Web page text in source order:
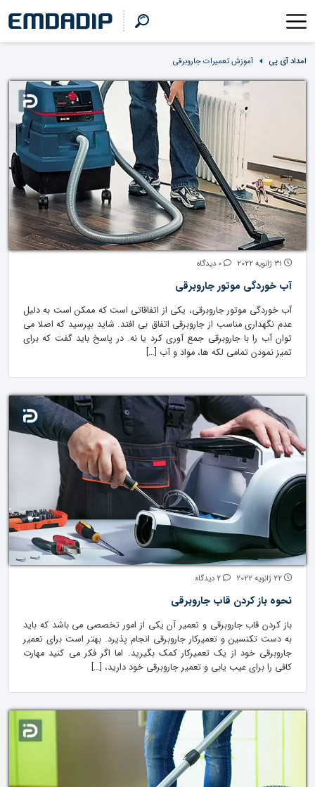
امداد آی پی آموزش تعمیرات جاروبرقی
آب خوردگی موتور جاروبرقی
آب خوردگی موتور جاروبرقی، یکی از اتفاقاتی است که ممکن است به دلیل
عدم نگهداری مناسب از جاروبرقی اتفاق بی افتد. شاید بپرسید که اصلا می
توان آب را با جاروبرقی جمع آوری کرد یا نه. در پاسخ باید گفت که برای
تمیز نمودن تمامی لکه ها، مواد و آب […]
نحوه باز کردن قاب جاروبرقی
باز کردن قاب جاروبرقی و تعمیر آن یکی از امور تخصصی می باشد که باید
به دست تکنسین و تعمیرکار جاروبرقی انجام پذیرد. بهتر است برای تعمیر
جاروبرقی خود از یک تعمیرکار کمک بگیرید. اما اگر فکر می کنید مهارت
کافی را برای عیب یابی و تعمیر جاروبرقی خود دارید، […]